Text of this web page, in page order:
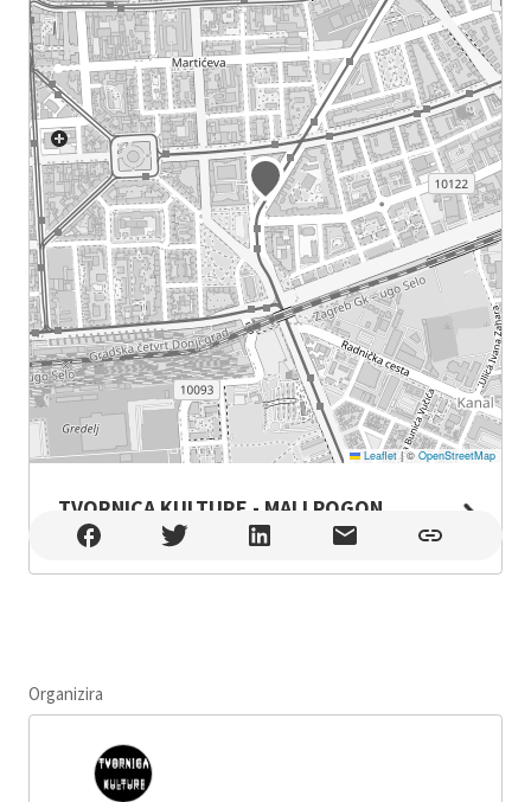
Leaflet |© OpenStreetMap
TVORNICA KULTURE - MALI POGON
TVORNICA KULTURE - MALI POGON , Zagreb
Organizira